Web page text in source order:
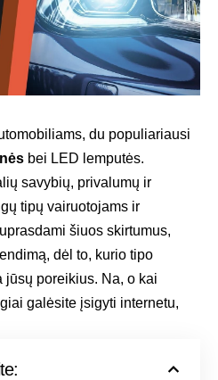
du populiariausi
bei LED lemputės.
savybių, privalumų ir
tipų vairuotojams ir
šiuos skirtumus,
dėl to, kurio tipo
jūsų poreikius. Na, o kai
galėsite įsigyti internetu,